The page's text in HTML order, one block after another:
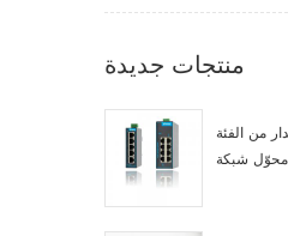
منتجات جديدة
من الفئة
16 منافذ محوّل شبكة